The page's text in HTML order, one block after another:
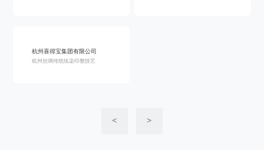
杭州喜得宝集团有限公司
杭州丝绸传统练染印整技艺
< >